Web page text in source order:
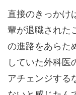
直接のきっかけ
輩が退職された
の進路をあらた
していた外科医
アチェンジする